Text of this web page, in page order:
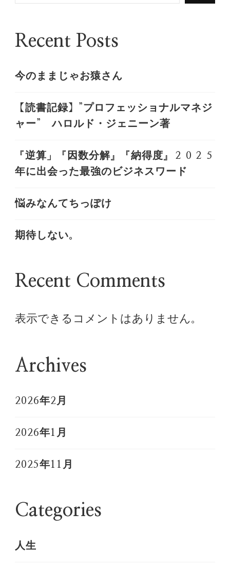
Recent Posts
今のままじゃお猿さん
【読書記録】”プロフェッショナルマネジ
ャー” ハロルド・ジェニーン著
『逆算」『因数分解』『納得度』２０２５
年に出会った最強のビジネスワード
悩みなんてちっぽけ
期待しない。
Recent Comments
表示できるコメントはありません。
Archives
2026年2月
2026年1月
2025年11月
Categories
人生